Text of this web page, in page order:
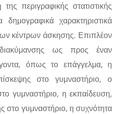
περιγραφικής στατιστικής
δημογραφικά χαρακτηριστικά
κέντρων άσκησης. Επιπλέον
ως προς έναν
όπως το επάγγελμα, η
στο γυμναστήριο, ο
γυμναστήριο, η εκπαίδευση,
στο γυμναστήριο, η συχνότητα